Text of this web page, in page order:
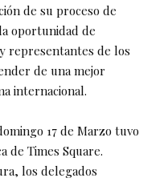
de su proceso de
oportunidad de
representantes de los
de una mejor
internacional.
17 de Marzo tuvo
de Times Square.
los delegados